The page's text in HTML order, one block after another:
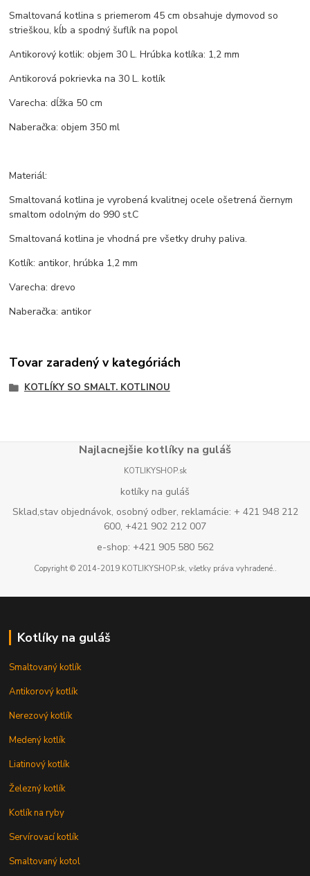
Smaltovaná kotlina s priemerom 45 cm obsahuje dymovod so
strieškou, kĺb a spodný šuflík na popol
Antikorový kotlik: objem 30 L. Hrúbka kotlíka: 1,2 mm
Antikorová pokrievka na 30 L. kotlík
Varecha: dĺžka 50 cm
Naberačka: objem 350 ml
Materiál:
Smaltovaná kotlina je vyrobená kvalitnej ocele ošetrená čiernym
smaltom odolným do 990 st.C
Smaltovaná kotlina je vhodná pre všetky druhy paliva.
Kotlík: antikor, hrúbka 1,2 mm
Varecha: drevo
Naberačka: antikor
Tovar zaradený v kategóriách
KOTLÍKY SO SMALT. KOTLINOU
Najlacnejšie kotlíky na guláš
KOTLIKYSHOP.sk
kotlíky na guláš
Sklad,stav objednávok, osobný odber, reklamácie: + 421 948 212
600, +421 902 212 007
e-shop: +421 905 580 562
Copyright © 2014-2019 KOTLIKYSHOP.sk, všetky práva vyhradené..
Kotlíky na guláš
Smaltovaný kotlík
Antikorový kotlík
Nerezový kotlík
Medený kotlík
Liatinový kotlík
Železný kotlík
Kotlík na ryby
Servírovací kotlík
Smaltovaný kotol